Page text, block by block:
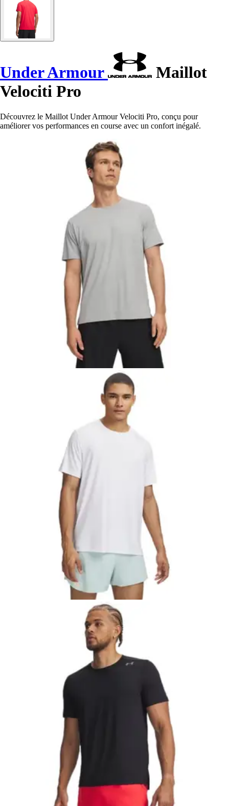
Under Armour
Maillot
Velociti Pro
Découvrez le Maillot Under Armour Velociti Pro, conçu pour
améliorer vos performances en course avec un confort inégalé.